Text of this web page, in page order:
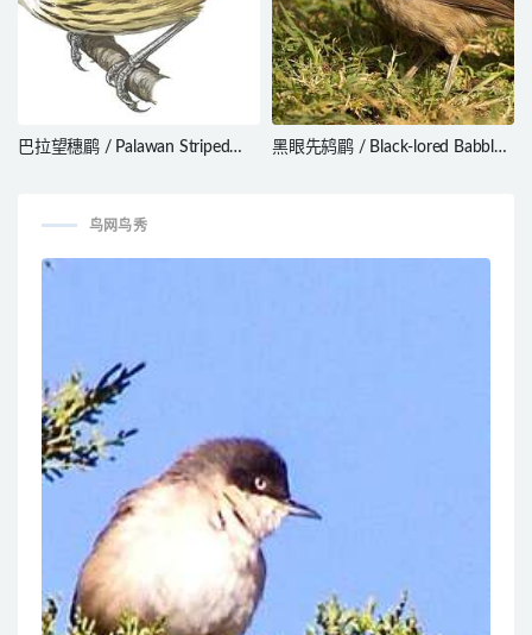
巴拉望穗鹛 / Palawan Striped
黑眼先鸫鹛 / Black-lored Babbler
鸟网鸟秀